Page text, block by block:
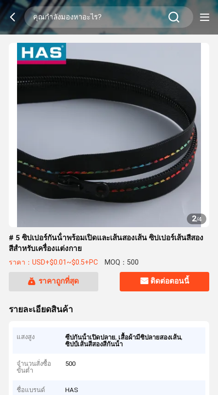
2/4
# 5 ซิปเปอร์กันน้ําพร้อมเปิดและเส้นสองเส้น ซิปเปอร์เส้นสีสอง
สีสําหรับเครื่องแต่งกาย
ราคา：USD+$0.01~$0.5+PC MOQ：500
ราคาถูกที่สุด ติดต่อตอนนี้
รายละเอียดสินค้า
แสงสูง ซีปกันน้ําเปิดปลาย, เสื้อผ้ามีซิปลายสองเส้น,
ซิปป์เส้นสีสองสีกันน้ํา
จำนวนสั่งซื้อ
ขั้นต่ำ
500
ชื่อแบรนด์ HAS